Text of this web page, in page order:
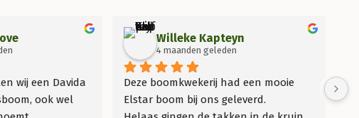
wij een Davida
ook wel
Willeke Kapteyn
4 maanden geleden
Deze boomkwekerij had een mooie
Elstar boom bij ons geleverd.